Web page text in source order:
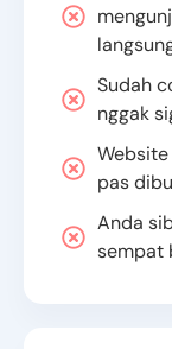
Sudah
nggak
pas
Anda
sempat